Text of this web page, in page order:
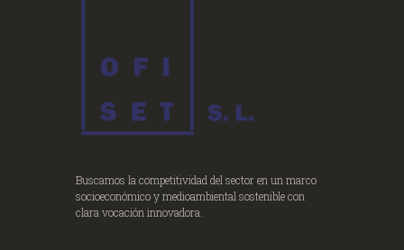
Buscamos la competitividad del sector en un marco
socioeconómico y medioambiental sostenible con
clara vocación innovadora.